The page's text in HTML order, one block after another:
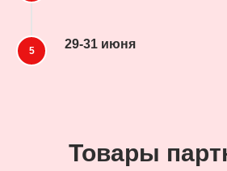
29-31 июня
Товары